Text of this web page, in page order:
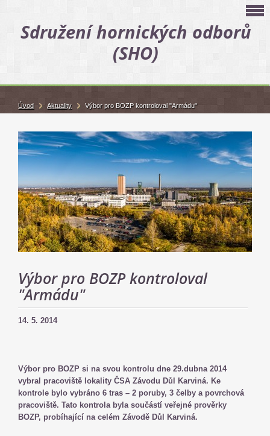
Sdružení hornických odborů
(SHO)
Výbor pro BOZP kontroloval
"Armádu"
14. 5. 2014
Výbor pro BOZP si na svou kontrolu dne 29.dubna 2014
vybral pracoviště lokality ČSA Závodu Důl Karviná. Ke
kontrole bylo vybráno 6 tras – 2 poruby, 3 čelby a povrchová
pracoviště. Tato kontrola byla součástí veřejné prověrky
BOZP, probíhající na celém Závodě Důl Karviná.
Úvod Aktuality Výbor pro BOZP kontroloval "Armádu"